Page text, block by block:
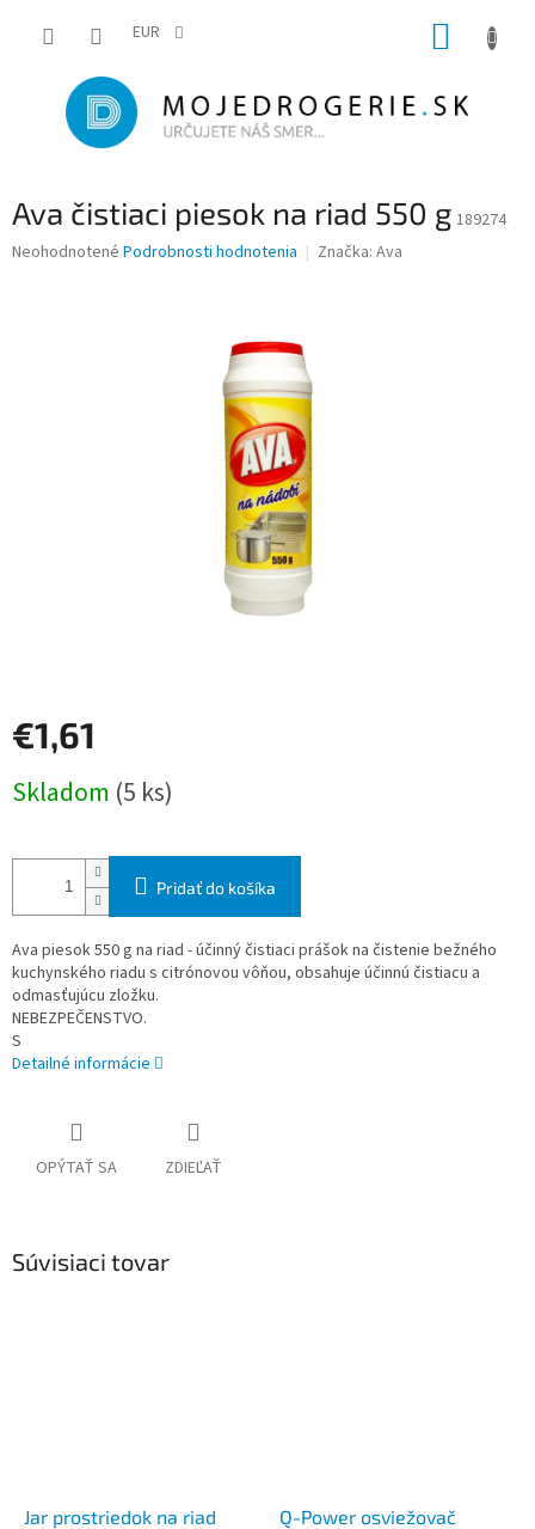
EUR
Ava čistiaci piesok na riad 550 g 189274
Priemerné
Neohodnotené Podrobnosti hodnotenia Značka: Ava
€1,61
cena:
Skladom (5 ks)
Pridať do košíka
Ava piesok 550 g na riad - účinný čistiaci prášok na čistenie bežného
kuchynského riadu s citrónovou vôňou, obsahuje účinnú čistiacu a
odmasťujúcu zložku.
NEBEZPEČENSTVO.
S
Detailné informácie
OPÝTAŤ SA ZDIEĽAŤ
Súvisiaci tovar
Jar prostriedok na riad
Q-Power osviežovač